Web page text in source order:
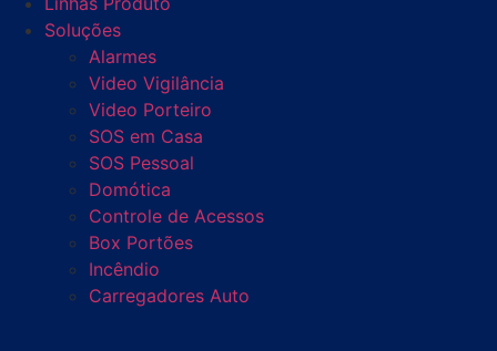
Soluções
Alarmes
Video Vigilância
Video Porteiro
SOS em Casa
SOS Pessoal
Domótica
Controle de Acessos
Box Portões
Incêndio
Carregadores Auto